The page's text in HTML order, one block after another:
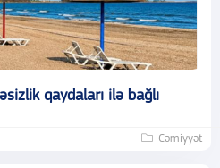
qaydaları ilə bağlı
Cəmiyyət